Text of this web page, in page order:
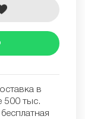
в
500 тыс.